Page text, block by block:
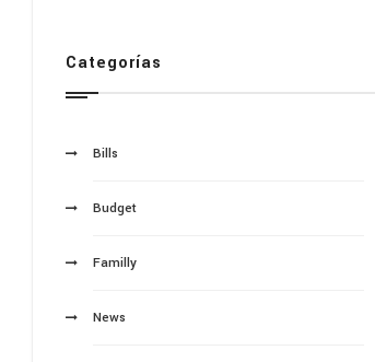
Categorías
Bills
Budget
Familly
News